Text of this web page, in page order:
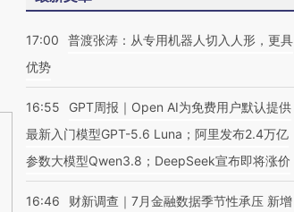
17:00
普渡张涛：从专用机器人切入人形，更具
优势
16:55
GPT周报｜Open AI为免费用户默认提供
最新入门模型GPT-5.6 Luna；阿里发布2.4万亿
参数大模型Qwen3.8；DeepSeek宣布即将涨价
16:46
财新调查｜7月金融数据季节性承压 新增